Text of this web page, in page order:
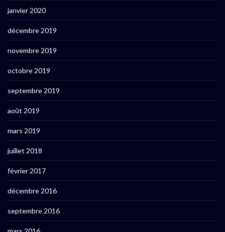
janvier 2020
décembre 2019
novembre 2019
octobre 2019
septembre 2019
août 2019
mars 2019
juillet 2018
février 2017
décembre 2016
septembre 2016